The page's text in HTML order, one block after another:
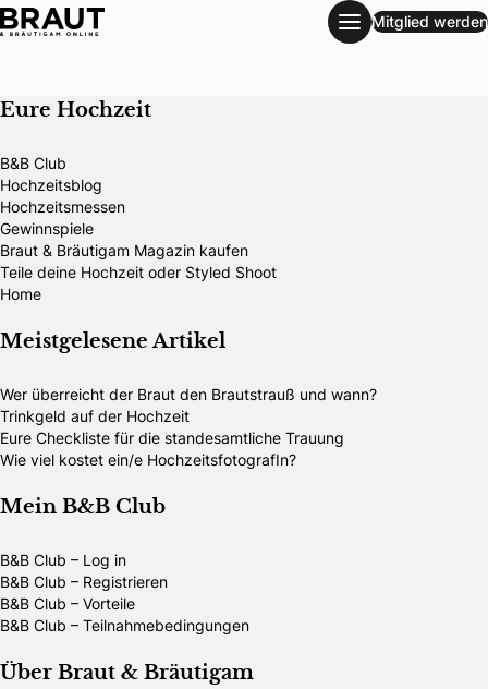
Mitglied werden
Eure Hochzeit
B&B Club
Hochzeitsblog
Hochzeitsmessen
Gewinnspiele
Braut & Bräutigam Magazin kaufen
Teile deine Hochzeit oder Styled Shoot
Home
Meistgelesene Artikel
Wer überreicht der Braut den Brautstrauß und wann?
Trinkgeld auf der Hochzeit
Eure Checkliste für die standesamtliche Trauung
Wie viel kostet ein/e HochzeitsfotografIn?
Mein B&B Club
B&B Club – Log in
B&B Club – Registrieren
B&B Club – Vorteile
B&B Club – Teilnahmebedingungen
Über Braut & Bräutigam